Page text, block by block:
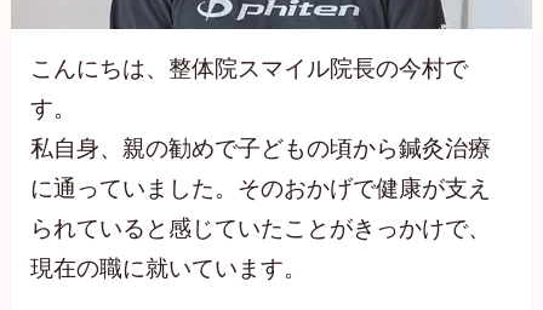
こんにちは、整体院スマイル院長の今村で
す。
私自身、親の勧めで子どもの頃から鍼灸治療
に通っていました。そのおかげで健康が支え
られていると感じていたことがきっかけで、
現在の職に就いています。